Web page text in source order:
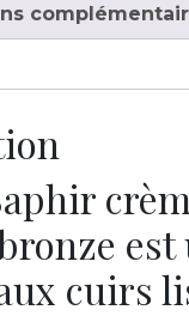
cuirs